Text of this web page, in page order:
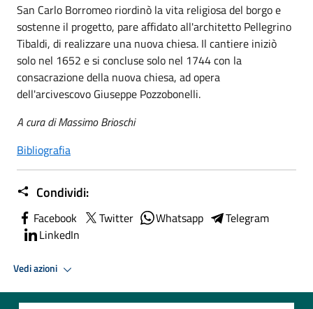
San Carlo Borromeo riordinò la vita religiosa del borgo e
sostenne il progetto, pare affidato all'architetto Pellegrino
Tibaldi, di realizzare una nuova chiesa. Il cantiere iniziò
solo nel 1652 e si concluse solo nel 1744 con la
consacrazione della nuova chiesa, ad opera
dell'arcivescovo Giuseppe Pozzobonelli.
A cura di Massimo Brioschi
Bibliografia
Condividi:
Facebook Twitter Whatsapp
Telegram
LinkedIn
Vedi azioni